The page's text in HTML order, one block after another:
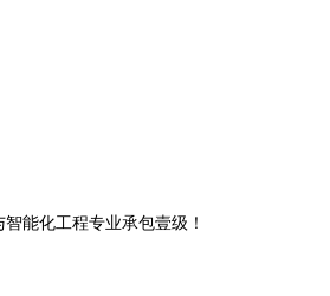
能化工程专业承包壹级！